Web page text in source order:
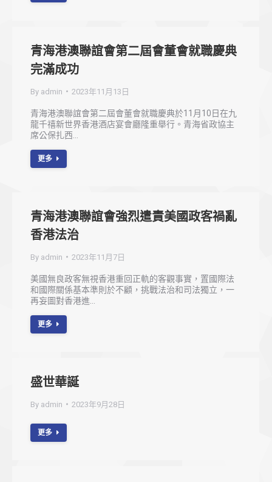
青海港澳聯誼會第二屆會董會就職慶典
完滿成功
By admin 2023年11月13日
青海港澳聯誼會第二屆會董會就職慶典於11月10日在九
龍千禧新世界香港酒店宴會廳隆重舉行。青海省政協主
席公保扎西…
更多
青海港澳聯誼會強烈遣責美國政客禍亂
香港法治
By admin 2023年11月7日
美國無良政客無視香港重回正軌的客觀事實，置國際法
和國際關係基本準則於不顧，挑戰法治和司法獨立，一
再妄圖對香港進…
更多
盛世華誕
By admin 2023年9月28日
更多